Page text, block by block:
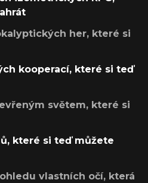
her, které si
kooperací, které si teď
světem, které si
které si teď můžete
vlastních očí, která